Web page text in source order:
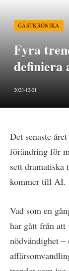
GÄSTKRÖNIKA
Fyra
definiera
2023-12-21
Det senaste
förändring för
sett dramatiska
kommer till AI.
Vad som en
har gått från
nödvändighet